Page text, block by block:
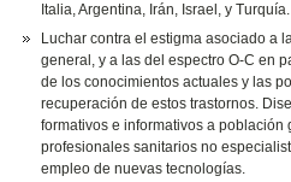
Italia, Argentina, Irán, Israel, y Turquía.
Luchar contra el estigma asociado a
general, y a las del espectro O-C en
de los conocimientos actuales y las
recuperación de estos trastornos.
formativos e informativos a
profesionales sanitarios no
empleo de nuevas tecnologías.